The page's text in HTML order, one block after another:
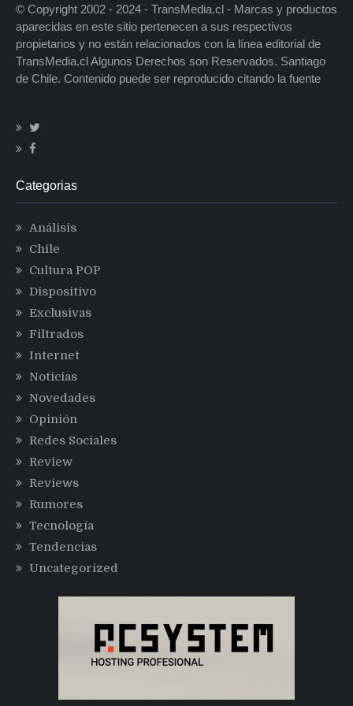
© Copyright 2002 - 2024 - TransMedia.cl - Marcas y productos
aparecidas en este sitio pertenecen a sus respectivos
propietarios y no están relacionados con la línea editorial de
TransMedia.cl Algunos Derechos son Reservados. Santiago
de Chile. Contenido puede ser reproducido citando la fuente
Categorias
Análisis
Chile
Cultura POP
Dispositivo
Exclusivas
Filtrados
Internet
Noticias
Novedades
Opinión
Redes Sociales
Review
Reviews
Rumores
Tecnología
Tendencias
Uncategorized